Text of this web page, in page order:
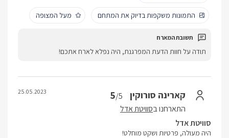
התמונות משקפות בדיוק את המתחם מעל המצופה
תודה על חוות הדעת המפרגנת, היה נפלא לארח אתכם!
קארינה סורוקין 5/5
התארחנו בסוויטת אדל
25.05.2023
סוויטת אדל
היה מעולה, פרטיות ושקט מוחלט!